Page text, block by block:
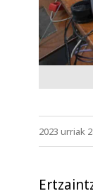
2023 urriak